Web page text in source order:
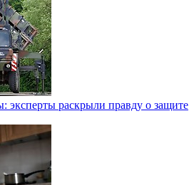
эксперты раскрыли правду о защите